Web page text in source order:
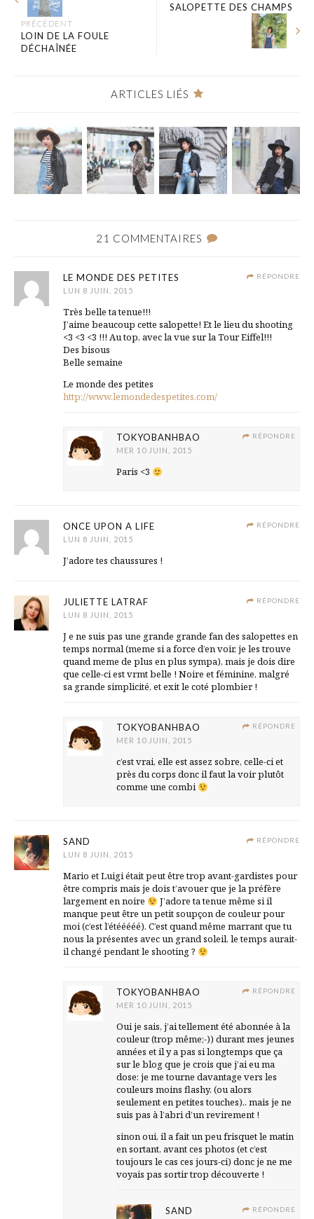
PRÉCÉDENT
LOIN DE LA FOULE
DÉCHAÎNÉE
SALOPETTE DES CHAMPS
ARTICLES LIÉS
21 COMMENTAIRES
RÉPONDRE
LE MONDE DES PETITES
LUN 8 JUIN, 2015
Très belle ta tenue!!!
J’aime beaucoup cette salopette! Et le lieu du shooting
<3 <3 <3 !!! Au top, avec la vue sur la Tour Eiffel!!!
Des bisous
Belle semaine
Le monde des petites
http://www.lemondedespetites.com/
RÉPONDRE
TOKYOBANHBAO
MER 10 JUIN, 2015
Paris <3
RÉPONDRE
ONCE UPON A LIFE
LUN 8 JUIN, 2015
J’adore tes chaussures !
RÉPONDRE
JULIETTE LATRAF
LUN 8 JUIN, 2015
J e ne suis pas une grande grande fan des salopettes en
temps normal (meme si a force d’en voir, je les trouve
quand meme de plus en plus sympa), mais je dois dire
que celle-ci est vrmt belle ! Noire et féminine, malgré
sa grande simplicité, et exit le coté plombier !
RÉPONDRE
TOKYOBANHBAO
MER 10 JUIN, 2015
c’est vrai, elle est assez sobre, celle-ci et
près du corps donc il faut la voir plutôt
comme une combi
RÉPONDRE
SAND
LUN 8 JUIN, 2015
Mario et Luigi était peut être trop avant-gardistes pour
être compris mais je dois t’avouer que je la préfère
largement en noire
J’adore ta tenue même si il
manque peut être un petit soupçon de couleur pour
moi (c’est l’étééééé). C’est quand même marrant que tu
nous la présentes avec un grand soleil, le temps aurait-
il changé pendant le shooting ?
RÉPONDRE
TOKYOBANHBAO
MER 10 JUIN, 2015
Oui je sais, j’ai tellement été abonnée à la
couleur (trop même;-)) durant mes jeunes
années et il y a pas si longtemps que ça
sur le blog que je crois que j’ai eu ma
dose: je me tourne davantage vers les
couleurs moins flashy. (ou alors
seulement en petites touches).. mais je ne
suis pas à l’abri d’un revirement !
sinon oui, il a fait un peu frisquet le matin
en sortant, avant ces photos (et c’est
toujours le cas ces jours-ci) donc je ne me
voyais pas sortir trop découverte !
RÉPONDRE
SAND